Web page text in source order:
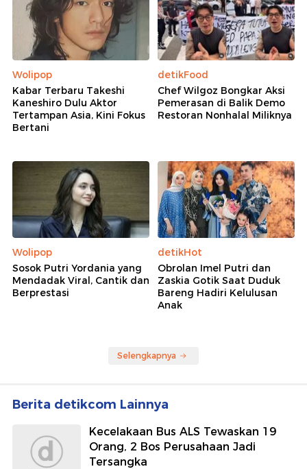
Wolipop
Kabar Terbaru Takeshi
Kaneshiro Dulu Aktor
Tertampan Asia, Kini Fokus
Bertani
detikFood
Chef Wilgoz Bongkar Aksi
Pemerasan di Balik Demo
Restoran Nonhalal Miliknya
Wolipop
Sosok Putri Yordania yang
Mendadak Viral, Cantik dan
Berprestasi
detikHot
Obrolan Imel Putri dan
Zaskia Gotik Saat Duduk
Bareng Hadiri Kelulusan
Anak
Selengkapnya
Berita detikcom Lainnya
Kecelakaan Bus ALS Tewaskan 19
Orang, 2 Bos Perusahaan Jadi
Tersangka